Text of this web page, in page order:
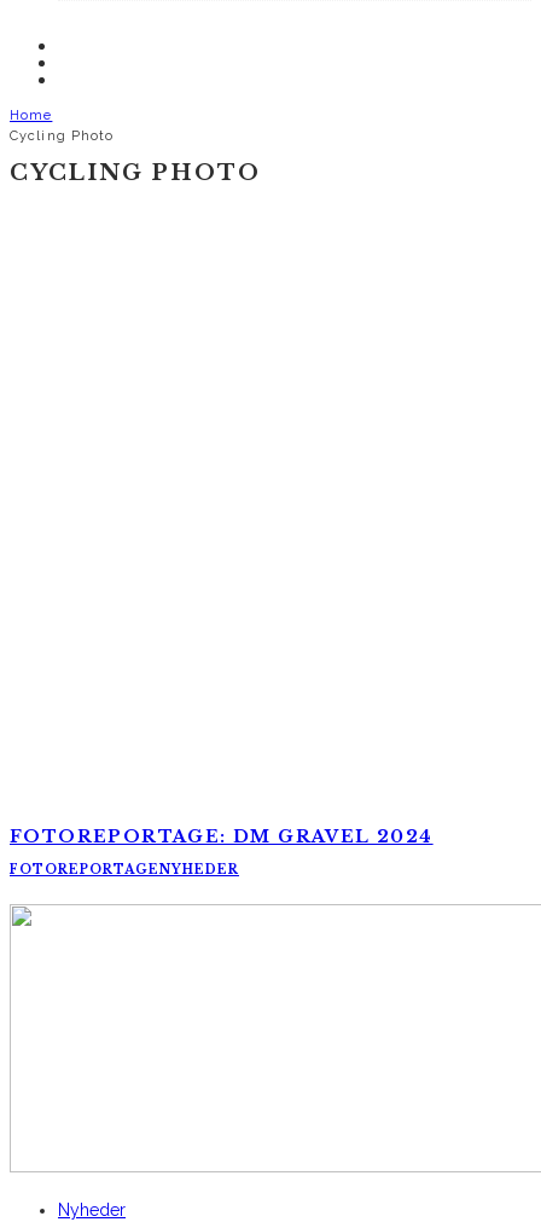
Home
Cycling Photo
CYCLING PHOTO
FOTOREPORTAGE: DM GRAVEL 2024
FOTOREPORTAGENYHEDER
Nyheder